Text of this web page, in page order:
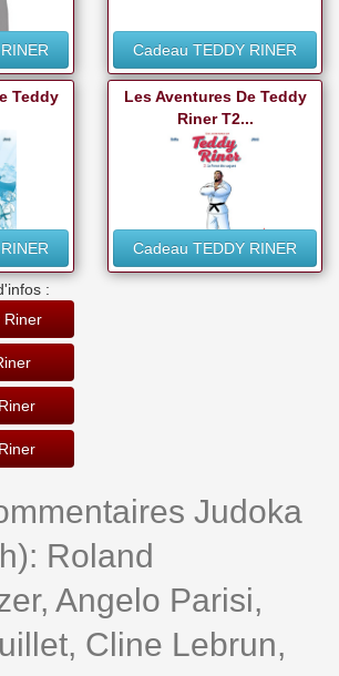
Cadeau TEDDY RINER
Teddy
Les Aventures De Teddy
Riner T2...
Cadeau TEDDY RINER
:
Riner
Judoka
Roland
Angelo Parisi,
Cline Lebrun,